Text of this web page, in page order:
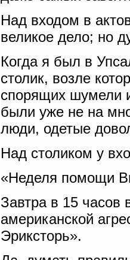
Над входом в
великое дело; но
Когда я был в
столик, возле
спорящих шумели
были уже не на
люди, одетые
Над столиком у
«Неделя помощи
Завтра в 15 часов
американской
Эриксторь».